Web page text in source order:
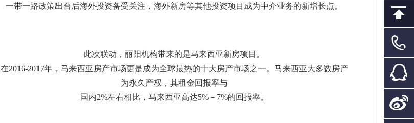
一带一路政策出台后海外投资备受关注 ，海外新房等其他投资项目成为中介业务的新增长点。
此次联动，丽阳机构带来的是马来西亚新房项目。
在2016-2017年，马来西亚房产市场更是成为全球最热的十大房产市场之一。马来西亚大多数房产
为永久产权，其租金回报率与
国内2%左右相比，马来西亚高达5%－7%的回报率。